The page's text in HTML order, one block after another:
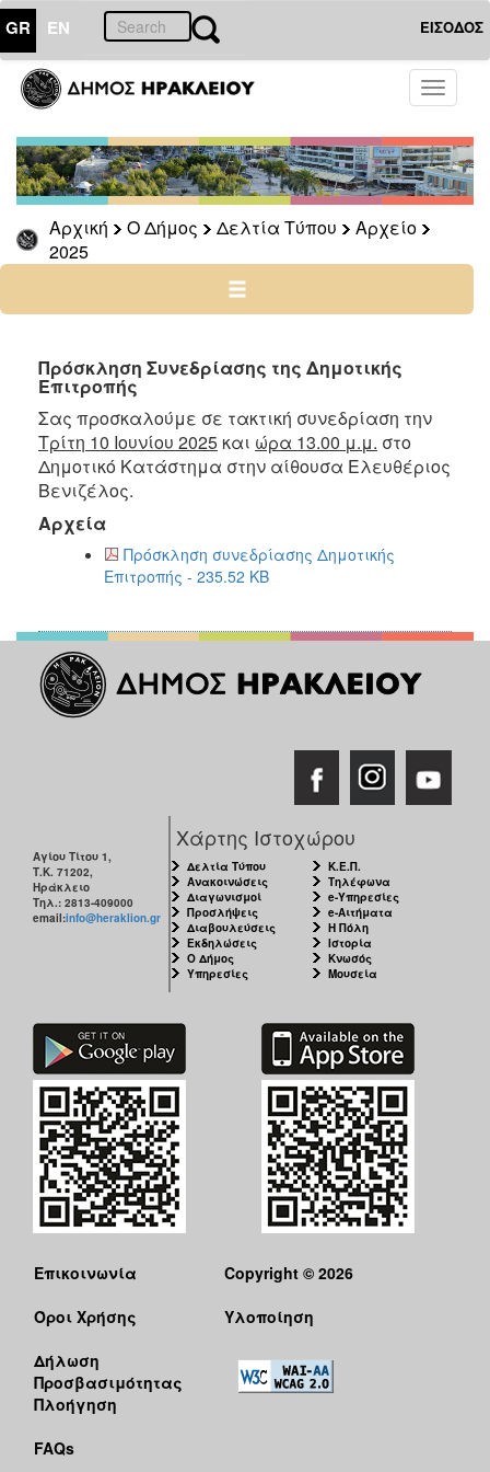
GR EN ΕΙΣΟΔΟΣ
Toggle
Αρχική Ο Δήμος Δελτία Τύπου
Αρχείο
2025
ΔΗΜΟΣ
Δελτία
Τύπου
Αρχείο
2026
2025
2022
2021
2020
2019
2018
2017
2016
2012
2011
ΤΟΠΟΣ
ΜΑΣ
Πρόσκληση Συνεδρίασης της Δημοτικής
Επιτροπής
Σας προσκαλούμε σε τακτική συνεδρίαση την
Τρίτη 10 Ιουνίου 2025 και ώρα 13.00 μ.μ. στο
Δημοτικό Κατάστημα στην αίθουσα Ελευθέριος
Βενιζέλος.
Αρχεία
Πρόσκληση συνεδρίασης Δημοτικής
Επιτροπής - 235.52 KB
Αγίου Τίτου 1,
Τ.Κ. 71202,
Ηράκλειο
Τηλ.: 2813-409000
email:info@heraklion.gr
Χάρτης Ιστοχώρου
Δελτία Τύπου
Ανακοινώσεις
Διαγωνισμοί
Προσλήψεις
Διαβουλεύσεις
Εκδηλώσεις
Ο Δήμος
Υπηρεσίες
Κ.Ε.Π.
Τηλέφωνα
e-Υπηρεσίες
e-Αιτήματα
Η Πόλη
Ιστορία
Κνωσός
Μουσεία
Επικοινωνία
Όροι Χρήσης
Δήλωση
Προσβασιμότητας
Πλοήγηση
FAQs
Copyright © 2026
Υλοποίηση